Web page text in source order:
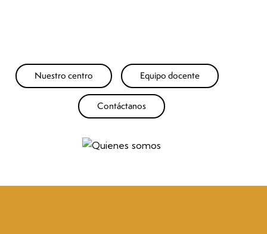
Nuestro centro Equipo docente
Contáctanos